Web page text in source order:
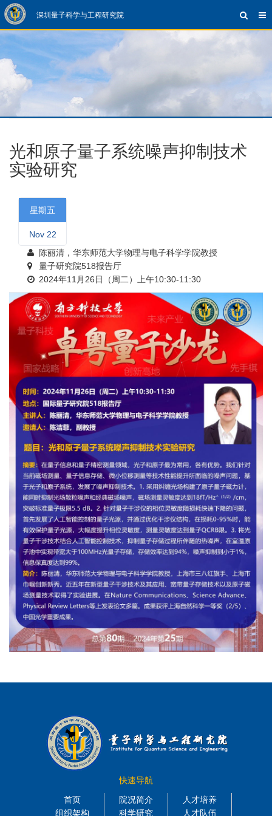
深圳量子科学与工程研究院
光和原子量子系统噪声抑制技术
实验研究
星期五
Nov 22
陈丽清，华东师范大学物理与电子科学学院教授
量子研究院518报告厅
2024年11月26日（周二）上午10:30-11:30
快速导航
首页
院况简介
人才培养
组织架构
科学研究 人才队伍